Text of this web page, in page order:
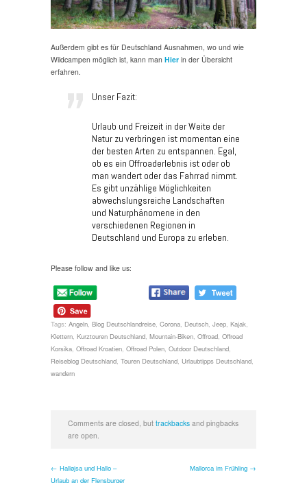
Außerdem gibt es für Deutschland Ausnahmen, wo und wie
Wildcampen möglich ist, kann man Hier in der Übersicht
erfahren.
Unser Fazit:
Urlaub und Freizeit in der Weite der
Natur zu verbringen ist momentan eine
der besten Arten zu entspannen. Egal,
ob es ein Offroaderlebnis ist oder ob
man wandert oder das Fahrrad nimmt.
Es gibt unzählige Möglichkeiten
abwechslungsreiche Landschaften
und Naturphänomene in den
verschiedenen Regionen in
Deutschland und Europa zu erleben.
Please follow and like us:
Tags: Angeln, Blog Deutschlandreise, Corona, Deutsch, Jeep, Kajak,
Klettern, Kurztouren Deutschland, Mountain-Biken, Offroad, Offroad
Korsika, Offroad Kroatien, Offroad Polen, Outdoor Deutschland,
Reiseblog Deutschland, Touren Deutschland, Urlaubtipps Deutschland,
wandern
Comments are closed, but trackbacks and pingbacks
are open.
← Halløjsa und Hallo –
Urlaub an der Flensburger
Mallorca im Frühling →